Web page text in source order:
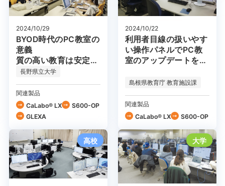
2024/10/29
BYOD時代のPC教室の
意義
質の高い教育は安定的
な環境から
長野県立大学
関連製品
CaLabo® LX
S600-OP
GLEXA
2024/10/22
利用者目線の扱いやす
い操作パネルでPC教
室のアップデートを推
島根県教育庁 教育施設課
関連製品
CaLabo® LX
S600-OP
高校 大学